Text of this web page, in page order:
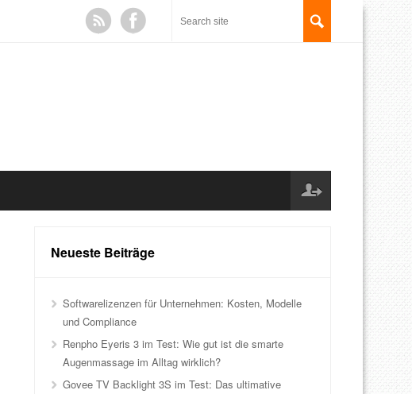
Neueste Beiträge
Softwarelizenzen für Unternehmen: Kosten, Modelle
und Compliance
Renpho Eyeris 3 im Test: Wie gut ist die smarte
Augenmassage im Alltag wirklich?
Govee TV Backlight 3S im Test: Das ultimative